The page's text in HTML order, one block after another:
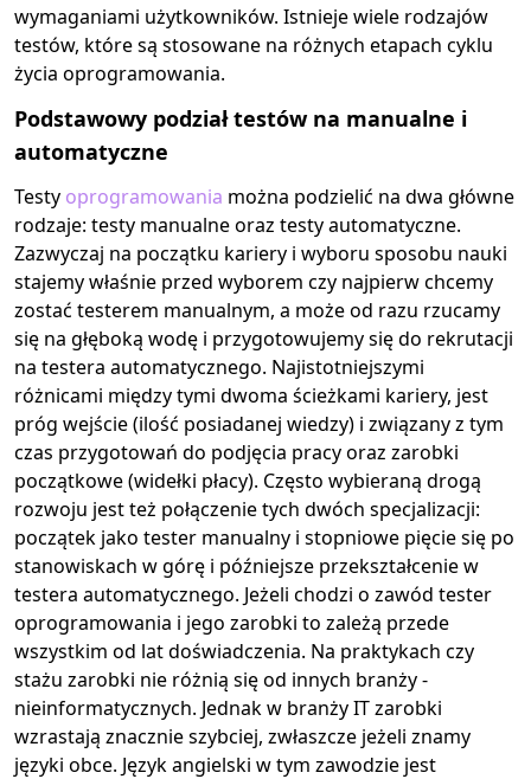
wymaganiami użytkowników. Istnieje wiele rodzajów
testów, które są stosowane na różnych etapach cyklu
życia oprogramowania.
Podstawowy podział testów na manualne i
automatyczne
Testy oprogramowania można podzielić na dwa główne
rodzaje: testy manualne oraz testy automatyczne.
Zazwyczaj na początku kariery i wyboru sposobu nauki
stajemy właśnie przed wyborem czy najpierw chcemy
zostać testerem manualnym, a może od razu rzucamy
się na głęboką wodę i przygotowujemy się do rekrutacji
na testera automatycznego. Najistotniejszymi
różnicami między tymi dwoma ścieżkami kariery, jest
próg wejście (ilość posiadanej wiedzy) i związany z tym
czas przygotowań do podjęcia pracy oraz zarobki
początkowe (widełki płacy). Często wybieraną drogą
rozwoju jest też połączenie tych dwóch specjalizacji:
początek jako tester manualny i stopniowe pięcie się po
stanowiskach w górę i późniejsze przekształcenie w
testera automatycznego. Jeżeli chodzi o zawód tester
oprogramowania i jego zarobki to zależą przede
wszystkim od lat doświadczenia. Na praktykach czy
stażu zarobki nie różnią się od innych branży -
nieinformatycznych. Jednak w branży IT zarobki
wzrastają znacznie szybciej, zwłaszcze jeżeli znamy
języki obce. Język angielski w tym zawodzie jest